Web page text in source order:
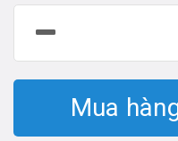
Mua